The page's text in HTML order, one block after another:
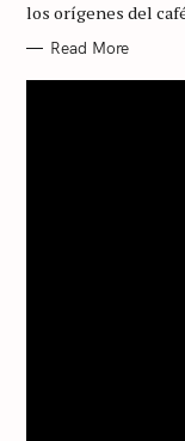
E
los orígenes del
Read More
a
r
c